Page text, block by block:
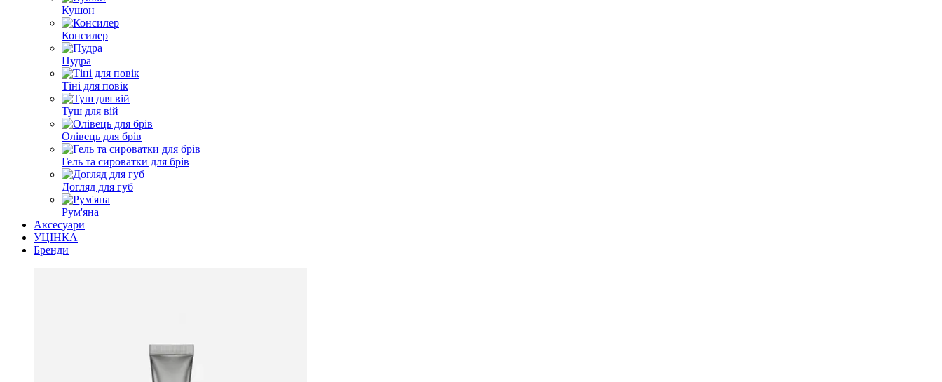
Кушон
Консилер
Пудра
Тіні для повік
Туш для вій
Олівець для брів
Гель та сироватки для брів
Догляд для губ
Рум'яна
Аксесуари
УЦІНКА
Бренди